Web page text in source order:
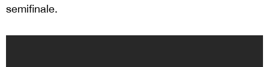
semifinale.